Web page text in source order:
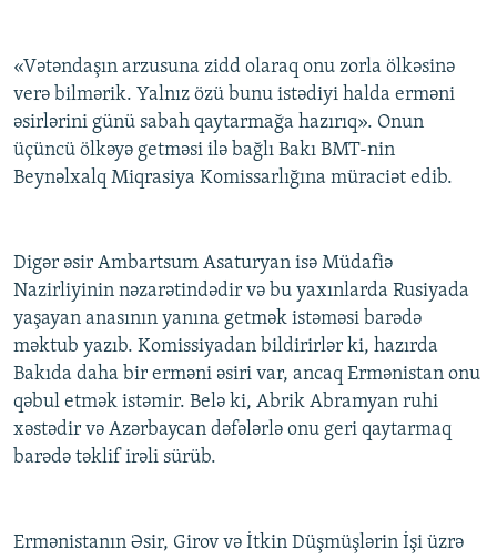
«Vətəndaşın arzusuna zidd olaraq onu zorla ölkəsinə
verə bilmərik. Yalnız özü bunu istədiyi halda erməni
əsirlərini günü sabah qaytarmağa hazırıq». Onun
üçüncü ölkəyə getməsi ilə bağlı Bakı BMT-nin
Beynəlxalq Miqrasiya Komissarlığına müraciət edib.
Digər əsir Ambartsum Asaturyan isə Müdafiə
Nazirliyinin nəzarətindədir və bu yaxınlarda Rusiyada
yaşayan anasının yanına getmək istəməsi barədə
məktub yazıb. Komissiyadan bildirirlər ki, hazırda
Bakıda daha bir erməni əsiri var, ancaq Ermənistan onu
qəbul etmək istəmir. Belə ki, Abrik Abramyan ruhi
xəstədir və Azərbaycan dəfələrlə onu geri qaytarmaq
barədə təklif irəli sürüb.
Ermənistanın Əsir, Girov və İtkin Düşmüşlərin İşi üzrə